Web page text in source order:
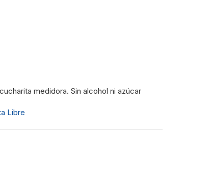
medidora. Sin alcohol ni azúcar
Libre